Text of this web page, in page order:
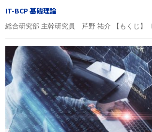
IT-BCP 基礎理論
総合研究部 主幹研究員 芹野 祐介 【もくじ